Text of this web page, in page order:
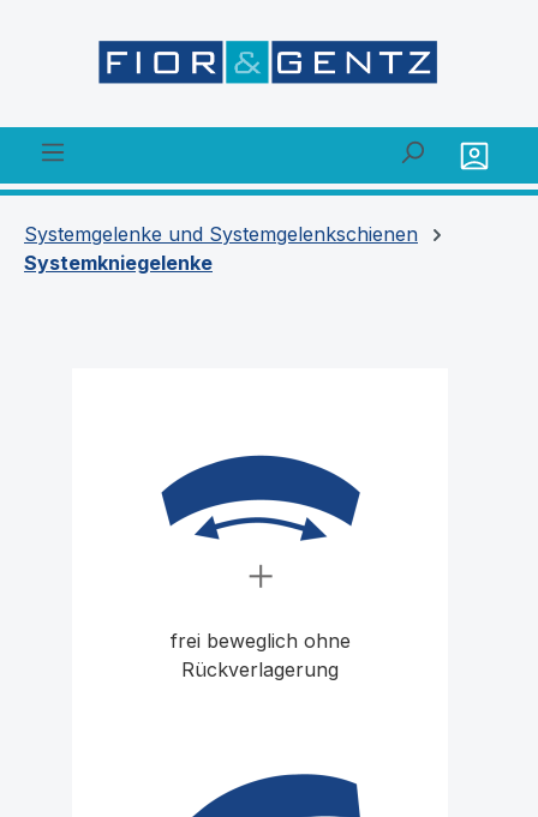
Systemgelenke und Systemgelenkschienen
Systemkniegelenke
frei beweglich ohne
Rückverlagerung